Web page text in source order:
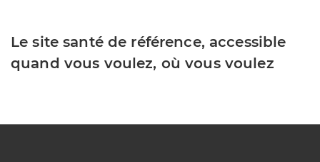
Le site santé de référence, accessible
quand vous voulez, où vous voulez